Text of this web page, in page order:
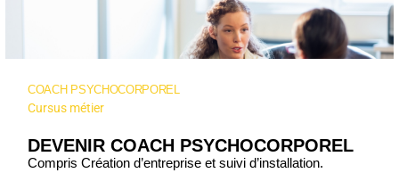
COACH PSYCHOCORPOREL
Cursus métier
DEVENIR COACH PSYCHOCORPOREL
Compris Création d’entreprise et suivi d’installation.